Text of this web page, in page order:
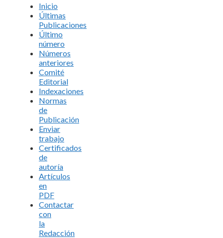
Inicio
Últimas
Publicaciones
Último
número
Números
anteriores
Comité
Editorial
Indexaciones
Normas
de
Publicación
Enviar
trabajo
Certificados
de
autoría
Artículos
en
PDF
Contactar
con
la
Redacción